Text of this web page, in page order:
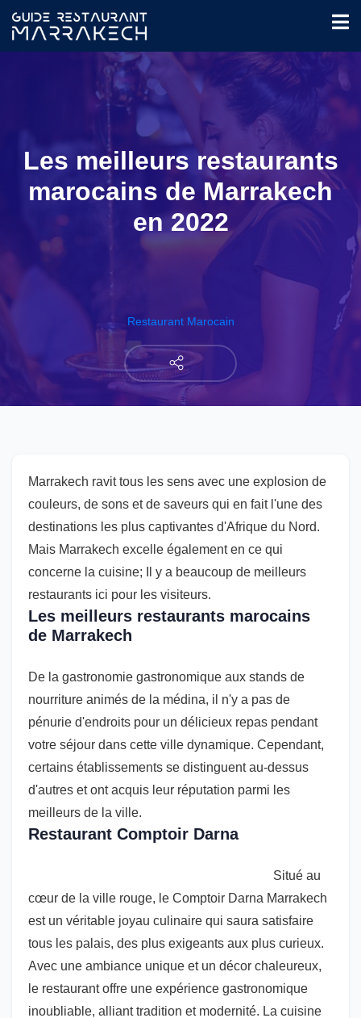
Les meilleurs restaurants
marocains de Marrakech
en 2022
Restaurant Marocain
Marrakech ravit tous les sens avec une explosion de
couleurs, de sons et de saveurs qui en fait l'une des
destinations les plus captivantes d'Afrique du Nord.
Mais Marrakech excelle également en ce qui
concerne la cuisine; Il y a beaucoup de meilleurs
restaurants ici pour les visiteurs.
Les meilleurs restaurants marocains
de Marrakech
De la gastronomie gastronomique aux stands de
nourriture animés de la médina, il n'y a pas de
pénurie d'endroits pour un délicieux repas pendant
votre séjour dans cette ville dynamique. Cependant,
certains établissements se distinguent au-dessus
d'autres et ont acquis leur réputation parmi les
meilleurs de la ville.
Restaurant Comptoir Darna
Situé au
cœur de la ville rouge, le Comptoir Darna Marrakech
est un véritable joyau culinaire qui saura satisfaire
tous les palais, des plus exigeants aux plus curieux.
Avec une ambiance unique et un décor chaleureux,
le restaurant offre une expérience gastronomique
inoubliable, alliant tradition et modernité. La cuisine